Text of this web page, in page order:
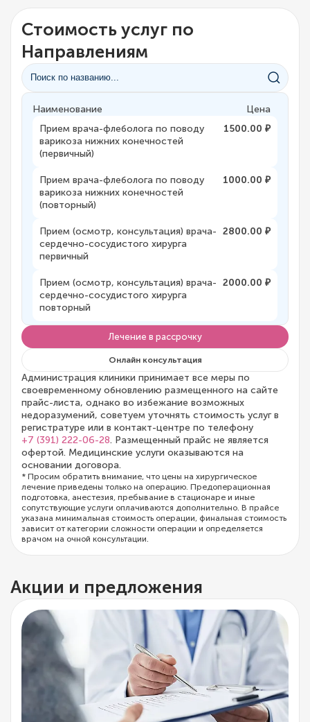
Стоимость услуг по
Направлениям
Наименование
Цена
Прием врача-флеболога по поводу
варикоза нижних конечностей
(первичный)
1500.00 ₽
Прием врача-флеболога по поводу
варикоза нижних конечностей
(повторный)
1000.00 ₽
Прием (осмотр, консультация) врача-
сердечно-сосудистого хирурга
первичный
2800.00 ₽
Прием (осмотр, консультация) врача-
сердечно-сосудистого хирурга
повторный
2000.00 ₽
Лечение в рассрочку
Онлайн консультация
Администрация клиники принимает все меры по
своевременному обновлению размещенного на сайте
прайс-листа, однако во избежание возможных
недоразумений, советуем уточнять стоимость услуг в
регистратуре или в контакт-центре по телефону
+7 (391) 222-06-28. Размещенный прайс не является
офертой. Медицинские услуги оказываются на
основании договора.
* Просим обратить внимание, что цены на хирургическое
лечение приведены только на операцию. Предоперационная
подготовка, анестезия, пребывание в стационаре и иные
сопутствующие услуги оплачиваются дополнительно. В прайсе
указана минимальная стоимость операции, финальная стоимость
зависит от категории сложности операции и определяется
врачом на очной консультации.
Акции и предложения